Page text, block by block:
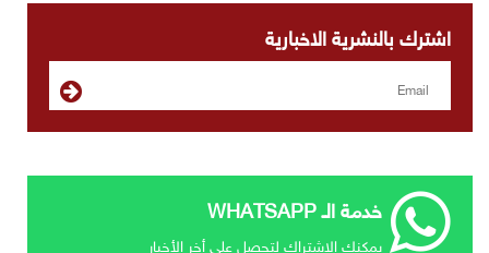
اشترك بالنشرية الاخبارية
خدمة الـ WHATSAPP
يمكنك الإشتراك لتحصل علي أخر الأخبار